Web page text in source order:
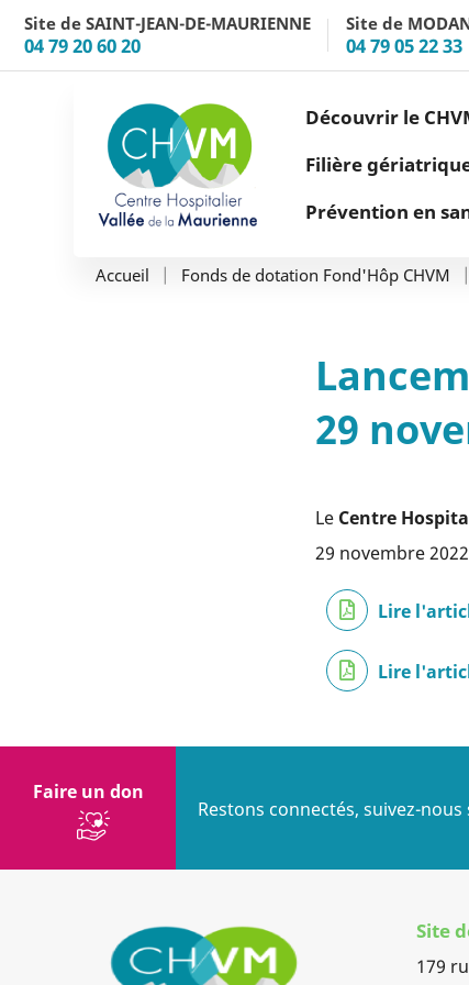
Site de SAINT-JEAN-DE-MAURIENNE
04 79 20 60 20
Site de
04 79 05 22 33
Découvrir le
Filière
Prévention en
Accueil Fonds de dotation Fond'Hôp CHVM
29
Le Centre
29 novembre
Lire
Lire
Faire un don
Restons connectés, suivez-
Site
179